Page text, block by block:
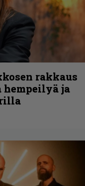
rakkaus
hempeilyä ja